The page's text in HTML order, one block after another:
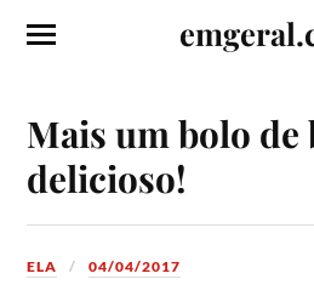
Mais um bolo de
delicioso!
ELA 04/04/2017